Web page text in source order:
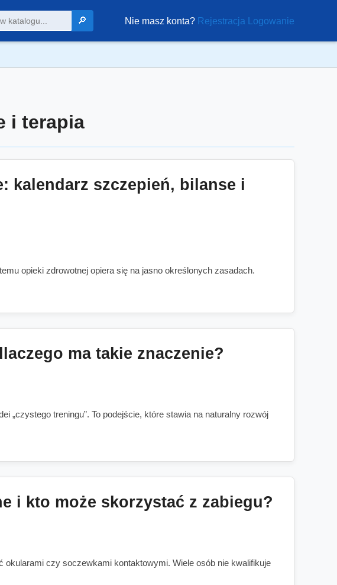
🔎 Nie masz konta? Rejestracja Logowanie
i terapia
kalendarz szczepień, bilanse i
opieki zdrowotnej opiera się na jasno określonych zasadach.
ma takie znaczenie?
„czystego treningu”. To podejście, które stawia na naturalny rozwój
i kto może skorzystać z zabiegu?
czy soczewkami kontaktowymi. Wiele osób nie kwalifikuje